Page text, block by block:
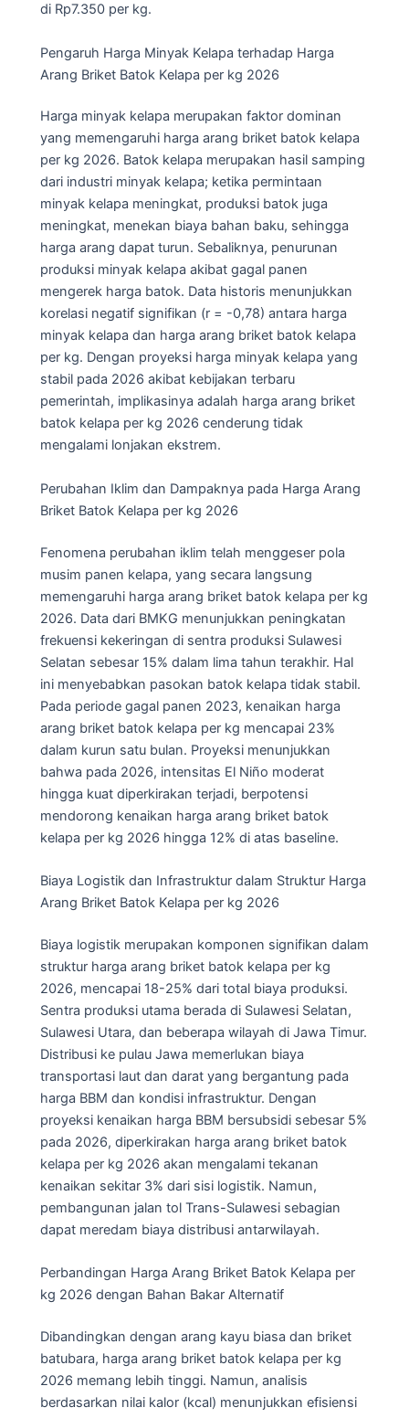
di Rp7.350 per kg.
Pengaruh Harga Minyak Kelapa terhadap Harga
Arang Briket Batok Kelapa per kg 2026
Harga minyak kelapa merupakan faktor dominan
yang memengaruhi harga arang briket batok kelapa
per kg 2026. Batok kelapa merupakan hasil samping
dari industri minyak kelapa; ketika permintaan
minyak kelapa meningkat, produksi batok juga
meningkat, menekan biaya bahan baku, sehingga
harga arang dapat turun. Sebaliknya, penurunan
produksi minyak kelapa akibat gagal panen
mengerek harga batok. Data historis menunjukkan
korelasi negatif signifikan (r = -0,78) antara harga
minyak kelapa dan harga arang briket batok kelapa
per kg. Dengan proyeksi harga minyak kelapa yang
stabil pada 2026 akibat kebijakan terbaru
pemerintah, implikasinya adalah harga arang briket
batok kelapa per kg 2026 cenderung tidak
mengalami lonjakan ekstrem.
Perubahan Iklim dan Dampaknya pada Harga Arang
Briket Batok Kelapa per kg 2026
Fenomena perubahan iklim telah menggeser pola
musim panen kelapa, yang secara langsung
memengaruhi harga arang briket batok kelapa per kg
2026. Data dari BMKG menunjukkan peningkatan
frekuensi kekeringan di sentra produksi Sulawesi
Selatan sebesar 15% dalam lima tahun terakhir. Hal
ini menyebabkan pasokan batok kelapa tidak stabil.
Pada periode gagal panen 2023, kenaikan harga
arang briket batok kelapa per kg mencapai 23%
dalam kurun satu bulan. Proyeksi menunjukkan
bahwa pada 2026, intensitas El Niño moderat
hingga kuat diperkirakan terjadi, berpotensi
mendorong kenaikan harga arang briket batok
kelapa per kg 2026 hingga 12% di atas baseline.
Biaya Logistik dan Infrastruktur dalam Struktur Harga
Arang Briket Batok Kelapa per kg 2026
Biaya logistik merupakan komponen signifikan dalam
struktur harga arang briket batok kelapa per kg
2026, mencapai 18-25% dari total biaya produksi.
Sentra produksi utama berada di Sulawesi Selatan,
Sulawesi Utara, dan beberapa wilayah di Jawa Timur.
Distribusi ke pulau Jawa memerlukan biaya
transportasi laut dan darat yang bergantung pada
harga BBM dan kondisi infrastruktur. Dengan
proyeksi kenaikan harga BBM bersubsidi sebesar 5%
pada 2026, diperkirakan harga arang briket batok
kelapa per kg 2026 akan mengalami tekanan
kenaikan sekitar 3% dari sisi logistik. Namun,
pembangunan jalan tol Trans-Sulawesi sebagian
dapat meredam biaya distribusi antarwilayah.
Perbandingan Harga Arang Briket Batok Kelapa per
kg 2026 dengan Bahan Bakar Alternatif
Dibandingkan dengan arang kayu biasa dan briket
batubara, harga arang briket batok kelapa per kg
2026 memang lebih tinggi. Namun, analisis
berdasarkan nilai kalor (kcal) menunjukkan efisiensi